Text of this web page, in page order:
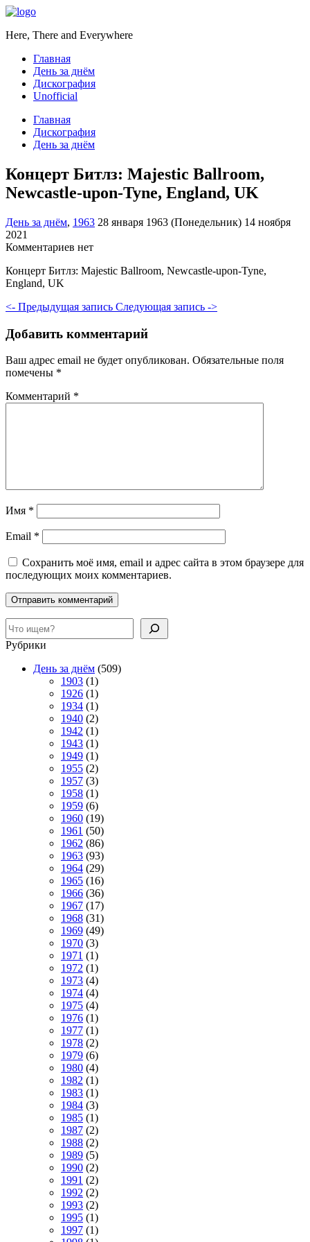
Here, There and Everywhere
Главная
День за днём
Дискография
Unofficial
Главная
Дискография
День за днём
Концерт Битлз: Majestic Ballroom,
Newcastle-upon-Tyne, England, UK
День за днём, 1963 28 января 1963 (Понедельник) 14 ноября
2021
Комментариев нет
Концерт Битлз: Majestic Ballroom, Newcastle-upon-Tyne,
England, UK
<- Предыдущая запись Следующая запись ->
Добавить комментарий
Ваш адрес email не будет опубликован. Обязательные поля
помечены *
Комментарий *
Имя *
Email *
Сохранить моё имя, email и адрес сайта в этом браузере для
последующих моих комментариев.
Поиск
Рубрики
День за днём (509)
1903 (1)
1926 (1)
1934 (1)
1940 (2)
1942 (1)
1943 (1)
1949 (1)
1955 (2)
1957 (3)
1958 (1)
1959 (6)
1960 (19)
1961 (50)
1962 (86)
1963 (93)
1964 (29)
1965 (16)
1966 (36)
1967 (17)
1968 (31)
1969 (49)
1970 (3)
1971 (1)
1972 (1)
1973 (4)
1974 (4)
1975 (4)
1976 (1)
1977 (1)
1978 (2)
1979 (6)
1980 (4)
1982 (1)
1983 (1)
1984 (3)
1985 (1)
1987 (2)
1988 (2)
1989 (5)
1990 (2)
1991 (2)
1992 (2)
1993 (2)
1995 (1)
1997 (1)